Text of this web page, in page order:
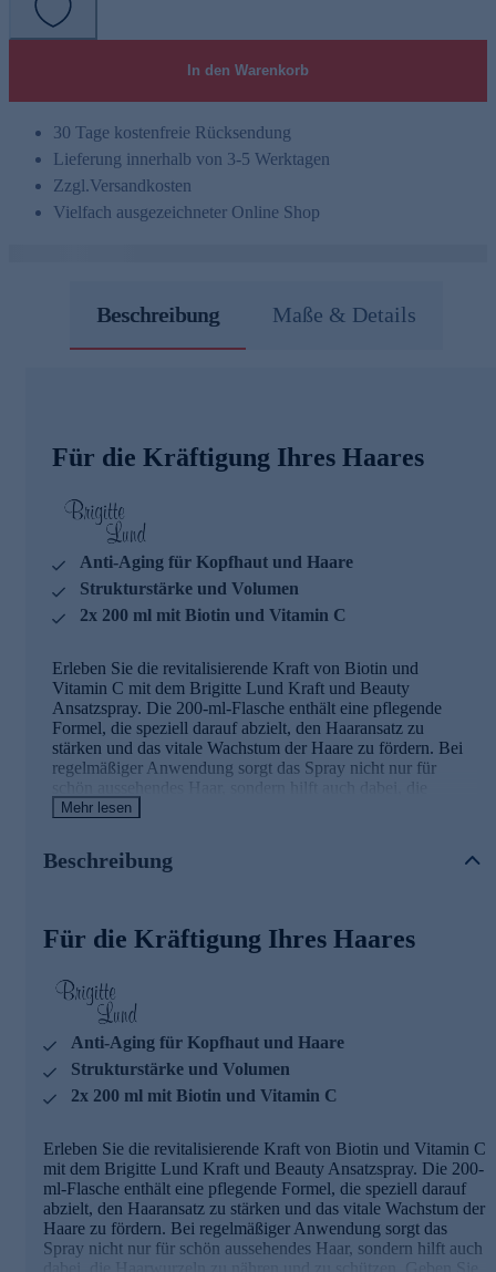
In den Warenkorb
30 Tage kostenfreie Rücksendung
Lieferung innerhalb von 3-5 Werktagen
Zzgl.Versandkosten
Vielfach ausgezeichneter Online Shop
Beschreibung Maße & Details
Für die Kräftigung Ihres Haares
Anti-Aging für Kopfhaut und Haare
Strukturstärke und Volumen
2x 200 ml mit Biotin und Vitamin C
Erleben Sie die revitalisierende Kraft von Biotin und
Vitamin C mit dem Brigitte Lund Kraft und Beauty
Ansatzspray. Die 200-ml-Flasche enthält eine pflegende
Formel, die speziell darauf abzielt, den Haaransatz zu
stärken und das vitale Wachstum der Haare zu fördern. Bei
regelmäßiger Anwendung sorgt das Spray nicht nur für
schön aussehendes Haar, sondern hilft auch dabei, die
Haarwurzeln zu nähren und zu schützen. Geben Sie Ihrem
Mehr lesen
Beschreibung
Für die Kräftigung Ihres Haares
Anti-Aging für Kopfhaut und Haare
Strukturstärke und Volumen
2x 200 ml mit Biotin und Vitamin C
Erleben Sie die revitalisierende Kraft von Biotin und Vitamin C
mit dem Brigitte Lund Kraft und Beauty Ansatzspray. Die 200-
ml-Flasche enthält eine pflegende Formel, die speziell darauf
abzielt, den Haaransatz zu stärken und das vitale Wachstum der
Haare zu fördern. Bei regelmäßiger Anwendung sorgt das
Spray nicht nur für schön aussehendes Haar, sondern hilft auch